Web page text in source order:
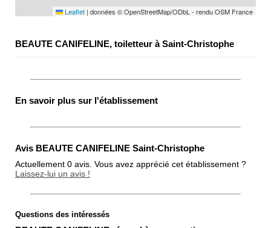
Leaflet | données © OpenStreetMap/ODbL - rendu OSM France
BEAUTE CANIFELINE, toiletteur à Saint-Christophe
En savoir plus sur l'établissement
Avis BEAUTE CANIFELINE Saint-Christophe
Actuellement 0 avis. Vous avez apprécié cet établissement ?
Laissez-lui un avis !
Note globale
Questions des intéressés